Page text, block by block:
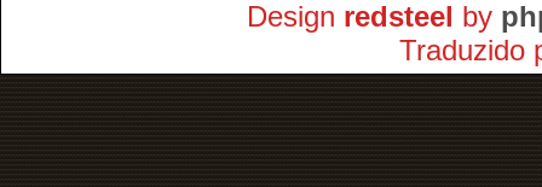
Design redsteel by
Traduzido